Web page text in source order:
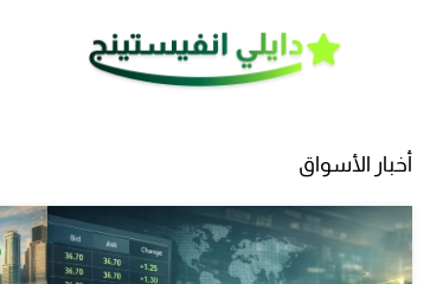
أخبار الأسواق التحليل الفني التحليل
أخبار الأسواق